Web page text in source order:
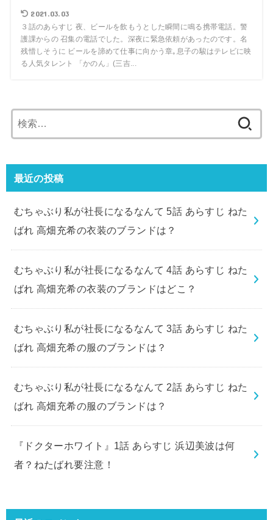
2021.03.03
３話のあらすじ 夜、ビールを飲もうとした瞬間に鳴る携帯電話。警
護課からの 召集の電話でした。深夜に緊急依頼があったのです。名
残惜しそうに ビールを諦めて仕事に向かう章｡息子の駿はテレビに映
る人気タレント 「かのん」(三吉...
索:
最近の投稿
むちゃぶり私が社長になるなんて 5話 あらすじ ねた
ばれ 高畑充希の衣装のブランドは？
むちゃぶり私が社長になるなんて 4話 あらすじ ねた
ばれ 高畑充希の衣装のブランドはどこ？
むちゃぶり私が社長になるなんて 3話 あらすじ ねた
ばれ 高畑充希の服のブランドは？
むちゃぶり私が社長になるなんて 2話 あらすじ ねた
ばれ 高畑充希の服のブランドは？
『ドクターホワイト』1話 あらすじ 浜辺美波は何
者？ねたばれ要注意！